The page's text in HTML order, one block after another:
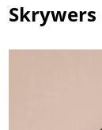
Skrywers